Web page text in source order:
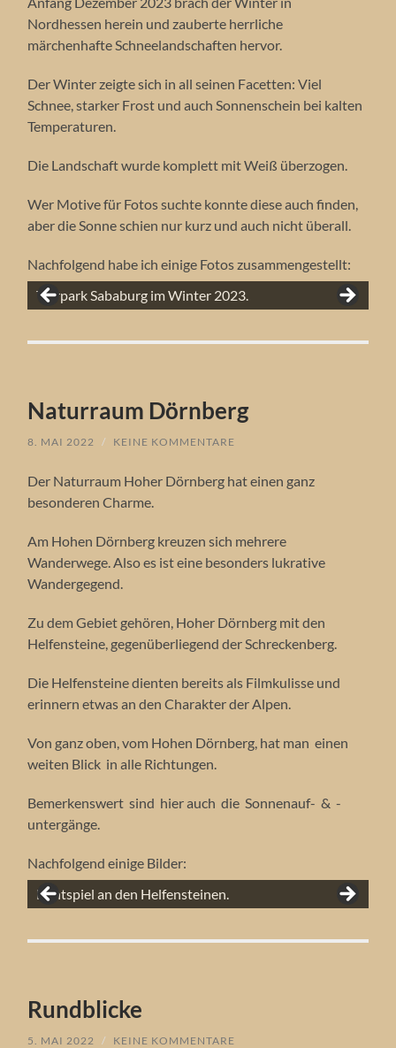
Nordhessen herein und zauberte herrliche
märchenhafte Schneelandschaften hervor.
Der Winter zeigte sich in all seinen Facetten: Viel
Schnee, starker Frost und auch Sonnenschein bei kalten
Temperaturen.
Die Landschaft wurde komplett mit Weiß überzogen.
Wer Motive für Fotos suchte konnte diese auch finden,
aber die Sonne schien nur kurz und auch nicht überall.
Nachfolgend habe ich einige Fotos zusammengestellt:
Die Friedenseiche Hombressen im Winter 2023.
Die Sababurg im Winter 2023.
Tierpark Sababurg im Winter 2023.
Wisente im Tierpark Sababurg.
Weite Winterkulisse im Tierpark.
Die Trendelburg im Winter 2023.
Die Kamineiche im Urwald Sababurg im Winter.
Die große Huteallee in Beberbeck.
Mehrstämmige Buche im Urwald Sababurg.
Die Zyklopeneiche im Urwald Sababurg.
Alter Urwaldriese im Urwald Sababurg.
Uralte Eiche im Urwald Sababurg.
Alte absterbende Eiche im Urwald.
Der Brunnenpark Hofgeismar im Herbst.
Brunnenteich Hofgeismar im Herbst.
Abendrot bei Hofgeismar.
Naturraum Dörnberg
8. MAI 2022 / KEINE KOMMENTARE
Der Naturraum Hoher Dörnberg hat einen ganz
besonderen Charme.
Am Hohen Dörnberg kreuzen sich mehrere
Wanderwege. Also es ist eine besonders lukrative
Wandergegend.
Zu dem Gebiet gehören, Hoher Dörnberg mit den
Helfensteine, gegenüberliegend der Schreckenberg.
Die Helfensteine dienten bereits als Filmkulisse und
erinnern etwas an den Charakter der Alpen.
Von ganz oben, vom Hohen Dörnberg, hat man einen
weiten Blick in alle Richtungen.
Bemerkenswert sind hier auch die Sonnenauf- & -
untergänge.
Nachfolgend einige Bilder:
Der Sonnenaufgang an den Helfensteinen, Juni 2022.
Die Sonnenwiege im Juni 2022.
Lichtspiel an den Helfensteinen.
Sonnenaufgang am Hohen Dörnberg.
Die Helfensteine werden gerne als Aussichtspunkt
erklommen.
Ein Segelflieger rauscht über Einem hinweg.
Die Helfensteine.
Rundblicke
5. MAI 2022 / KEINE KOMMENTARE